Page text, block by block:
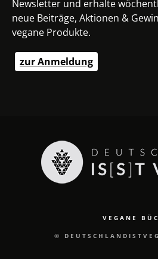
Newsletter und erhalte
neue Beiträge, Aktionen &
vegane Produkte.
zur Anmeldung
VEGANE
©